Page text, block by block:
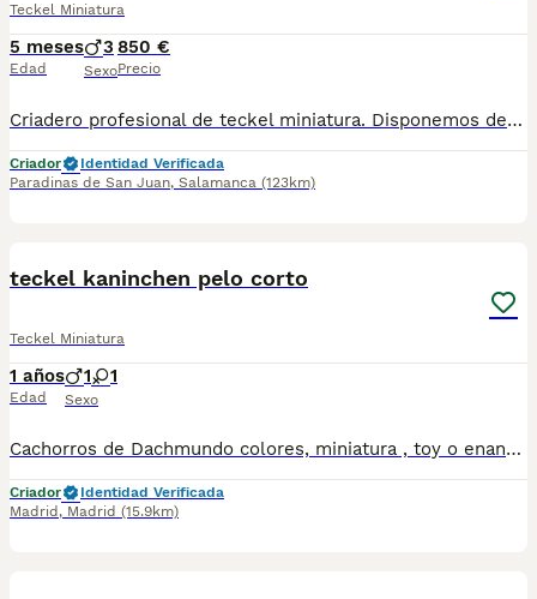
Teckel Miniatura
5 meses
Edad
3
Sexo
850 €
Precio
Criadero profesional de teckel miniatura. Disponemos de una camada de teckel miniatura en chocolate y arlequín chocolate. Se entregan: - a partir de las 8 semanas - pauta de vacunación completa - desparasitación interna - Revisión veterinaria - Microchip - Pasaporte
Criador
Identidad Verificada
Paradinas de San Juan, Salamanca (123km)
teckel kaninchen pelo corto
Teckel Miniatura
1 años
Edad
1 1
Sexo
Cachorros de Dachmundo colores, miniatura , toy o enano y Teckel Kaninchen o standar. Criaderos nacionales de Teckel pelo largo, pelo fino, pelo corto y pelo duro, de cría familiar y buenas prácticas. Disponibles en diferentes colores; arlequín o manchas, blue, merle, rubio, negro, ojos azules, marron o chocolate, azul fuego, gris, blanco, tricolor, atigrado, isabella, albino, canela,…etc. Los perritos se entregan a partir de los 2 meses de edad con sus vacunas correspondientes, desparasitados, certificado de salud, garantías tanto por enfermedad vírica como congénito genética. Se entregan en toda España con transporte de alta calidad preparado para animales, van en vehículo climatizado con chófer particular a cargo del comprador. Si tienes dudas o consultas sobre la raza, podemos resolver tus dudas por whats app ;) Los precios pueden variar según la morfología y características de cada cachorro. Perros seleccionados de calidad, abstenerse personas con presupuestos bajos y regateos Teléfono / Whats app: 641 92 23 90. Precios a partir de 500€
Criador
Identidad Verificada
Madrid , Madrid (15.9km)